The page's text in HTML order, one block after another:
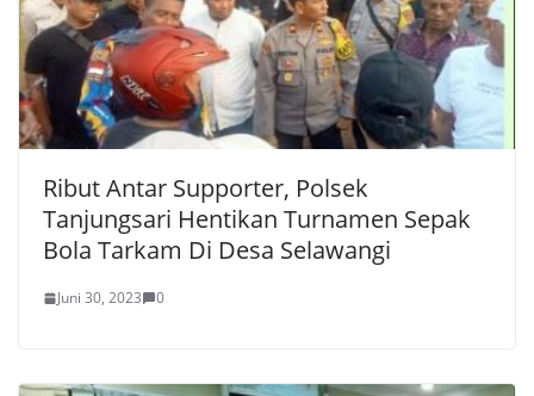
Ribut Antar Supporter, Polsek
Tanjungsari Hentikan Turnamen Sepak
Bola Tarkam Di Desa Selawangi
Juni 30, 2023 0